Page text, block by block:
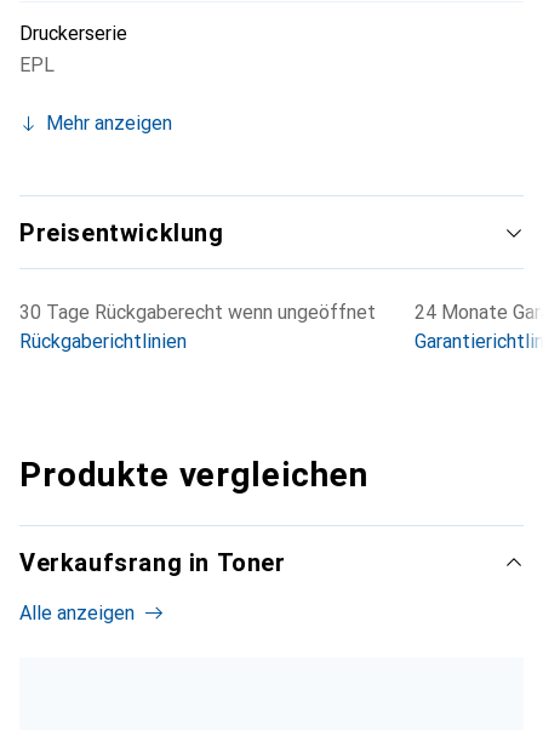
Druckerserie
EPL
Mehr anzeigen
Preisentwicklung
30 Tage Rückgaberecht wenn ungeöffnet
Rückgaberichtlinien
24 Monate
Produkte vergleichen
Verkaufsrang in Toner
Alle anzeigen